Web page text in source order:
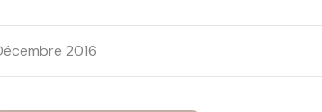
Décembre 2016